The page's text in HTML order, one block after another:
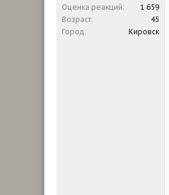
Оценка реакций
1 659
Возраст
45
Город
Кировск